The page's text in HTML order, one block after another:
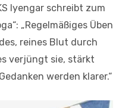
Iyengar schreibt zum
„Regelmäßiges Üben
reines Blut durch
verjüngt sie, stärkt
werden klarer.“